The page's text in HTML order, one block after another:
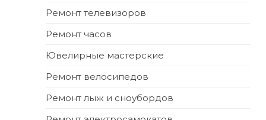
Ремонт телевизоров
Ремонт часов
Ювелирные мастерские
Ремонт велосипедов
Ремонт лыж и сноубордов